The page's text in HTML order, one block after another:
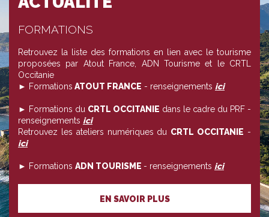
FORMATIONS
Retrouvez la liste des formations en lien avec le tourisme
proposées par Atout France, ADN Tourisme et le CRTL
Occitanie
► Formations ATOUT FRANCE - renseignements ici
► Formations du CRTL OCCITANIE dans le cadre du PRF -
renseignements ici
Retrouvez les ateliers numériques du CRTL OCCITANIE -
ici
► Formations ADN TOURISME - renseignements ici
EN SAVOIR PLUS